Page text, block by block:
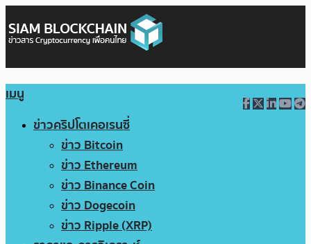
เมนู
ข่าวคริปโตเคอเรนซี่
ข่าว Bitcoin
ข่าว Ethereum
ข่าว Binance Coin
ข่าว Dogecoin
ข่าว Ripple (XRP)